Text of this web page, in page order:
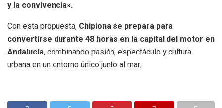
y la convivencia».
Con esta propuesta, Chipiona se prepara para
convertirse durante 48 horas en la capital del motor en
Andalucía, combinando pasión, espectáculo y cultura
urbana en un entorno único junto al mar.